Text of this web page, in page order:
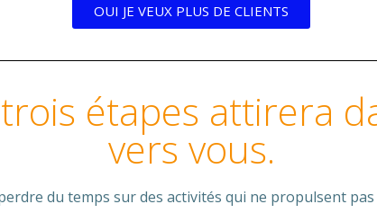
OUI JE VEUX PLUS DE CLIENTS
étapes attirera
vers vous.
du temps sur des activités qui ne propulsent